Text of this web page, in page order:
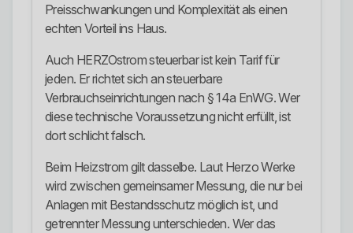
Preisschwankungen und Komplexität als einen
echten Vorteil ins Haus.
Auch HERZOstrom steuerbar ist kein Tarif für
jeden. Er richtet sich an steuerbare
Verbrauchseinrichtungen nach § 14a EnWG. Wer
diese technische Voraussetzung nicht erfüllt, ist
dort schlicht falsch.
Beim Heizstrom gilt dasselbe. Laut Herzo Werke
wird zwischen gemeinsamer Messung, die nur bei
Anlagen mit Bestandsschutz möglich ist, und
getrennter Messung unterschieden. Wer das